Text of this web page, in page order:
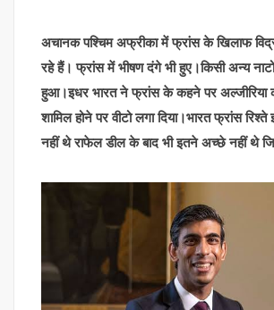
अचानक पश्चिम अफ्रीका में फ्रांस के खिलाफ
रहे हैं। फ्रांस में भीषण दंगे भी हुए।किसी अन्य
हुआ।इधर भारत ने फ्रांस के कहने पर अल्जीरिया
शामिल होने पर वीटो लगा दिया।भारत फ्रांस
नहीं थे राफेल डील के बाद भी इतने अच्छे नहीं थे